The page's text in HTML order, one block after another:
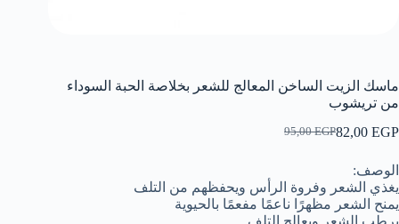
ماسك الزيت الساخن المعالج للشعر بخلاصة الحبة السوداء
من تريشوب
95,00EGP
السعر
95,00 EGP.
82,00 EGP
السعر
82,00 EGP.
الوصف:
يغذي الشعر وفروة الرأس ويحفظهم من التلف
يمنح الشعر مظهرًا ناعمًا مفعمًا بالحيوية
يرطب الشعر ويعالج التلف